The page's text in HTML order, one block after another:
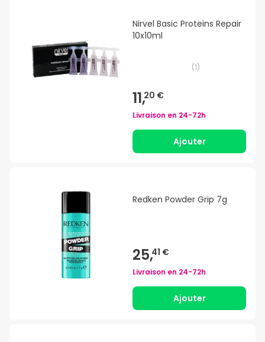
Nirvel Basic Proteins Repair
10x10ml
(1)
11,20 €
Livraison en 24-72h
Ajouter
Redken Powder Grip 7g
25,41 €
Livraison en 24-72h
Ajouter